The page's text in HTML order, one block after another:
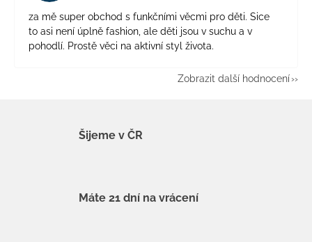
za mě super obchod s funkčními věcmi pro děti. Sice
to asi není úplně fashion, ale děti jsou v suchu a v
pohodlí. Prostě věci na aktivní styl života.
Zobrazit další hodnocení
Šijeme v ČR
Máte 21 dní na vrácení